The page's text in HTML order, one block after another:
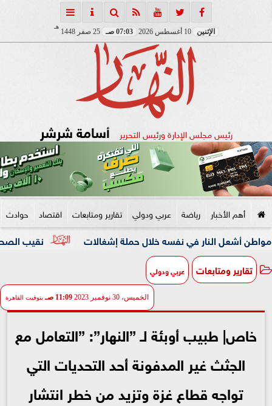
الإثنين 10 أغسطس 2026 07:03 صـ 25 صفر 1448
هـ
رئيس مجلس الإدارة ورئيس التحرير أسامة شرشر
أهم الأخبار رياضة عربي ودولي تقارير ومتابعات اقتصاد حوادث
نقيب الصحفيين النار في نفسه خلال حملة إشغالات
تقارير ومتابعات عربي ودولي
الخميس، 30 نوفمبر 2023 11:09 صـ بتوقيت القاهرة
خاص| طبيب أوبئة لـ ”النهار”: ”التعامل مع
الجثث غير المدفونة أحد التحديات التي
تواجه قطاع غزة وتزيد من خطر انتشار